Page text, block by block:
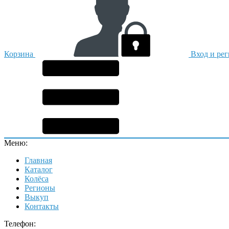
Корзина Вход и
Меню:
Главная
Каталог
Колёса
Регионы
Выкуп
Контакты
Телефон: